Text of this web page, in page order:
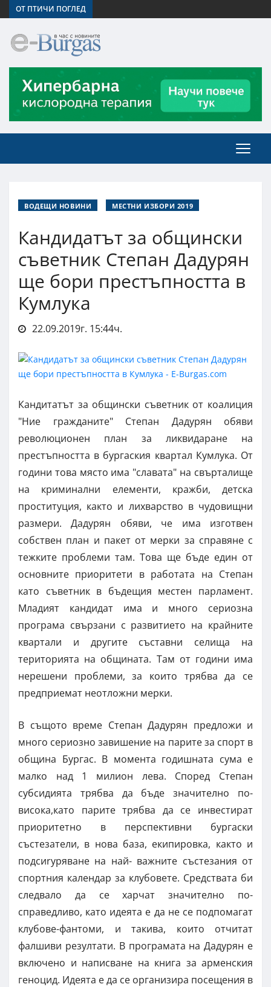
ОТ ПТИЧИ ПОГЛЕД
ВОДЕЩИ НОВИНИ МЕСТНИ ИЗБОРИ 2019
Кандидатът за общински
съветник Степан Дадурян
ще бори престъпността в
Кумлука
22.09.2019г. 15:44ч.
Кандитатът за общински съветник от коалиция
"Ние гражданите" Степан Дадурян обяви
революционен план за ликвидаране на
престъпността в бургаския квартал Кумлука. От
години това място има "славата" на свърталище
на криминални елементи, кражби, детска
проституция, както и лихварство в чудовищни
размери. Дадурян обяви, че има изготвен
собствен план и пакет от мерки за справяне с
тежките проблеми там. Това ще бъде един от
основните приоритети в работата на Степан
като съветник в бъдещия местен парламент.
Младият кандидат има и много сериозна
програма свързани с развитието на крайните
квартали и другите съставни селища на
територията на общината. Там от години има
нерешени проблеми, за които трябва да се
предприемат неотложни мерки.
В същото време Степан Дадурян предложи и
много сериозно завишение на парите за спорт в
община Бургас. В момента годишната сума е
малко над 1 милион лева. Според Степан
субсидията трябва да бъде значително по-
висока,като парите трябва да се инвестират
приоритетно в перспективни бургаски
състезатели, в нова база, екипировка, както и
подсиryряване на най- важните състезания от
спортния календар за клубовете. Средствата би
следвало да се харчат значително по-
справедливо, като идеята е да не се подпомагат
клубове-фантоми, и такива, които отчитат
фалшиви резултати. В програмата на Дадурян е
включено и написване на книга за арменския
геноцид. Идеята е да се организира посещения в